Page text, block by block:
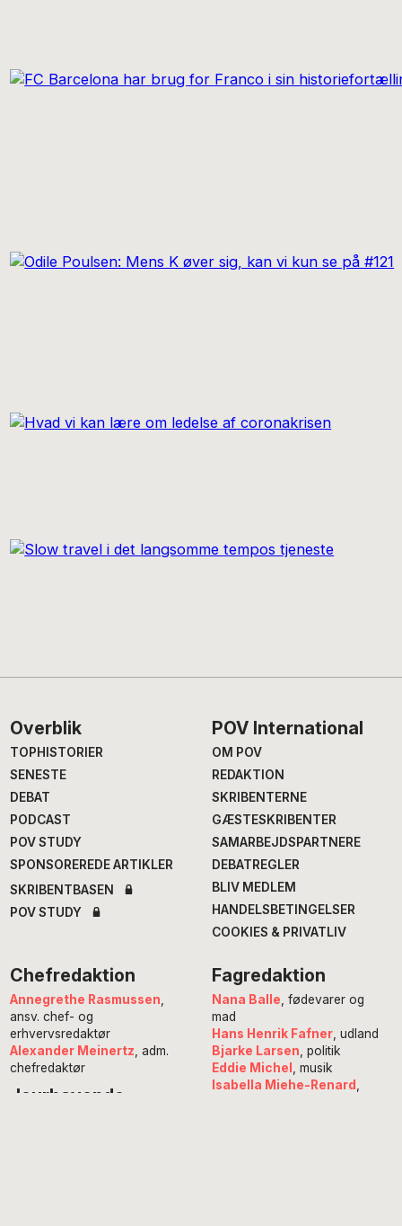
Footer
Overblik
TOPHISTORIER
SENESTE
DEBAT
PODCAST
POV STUDY
SPONSOREREDE ARTIKLER
SKRIBENTBASEN
POV STUDY
POV International
OM POV
REDAKTION
SKRIBENTERNE
GÆSTESKRIBENTER
SAMARBEJDSPARTNERE
DEBATREGLER
BLIV MEDLEM
HANDELSBETINGELSER
COOKIES & PRIVATLIV
Chefredaktion
Annegrethe Rasmussen,
ansv. chef- og
erhvervsredaktør
Alexander Meinertz, adm.
chefredaktør
Jourhavende
Fagredaktion
Nana Balle, fødevarer og
mad
Hans Henrik Fafner, udland
Bjarke Larsen, politik
Eddie Michel , musik
Isabella Miehe-Renard ,